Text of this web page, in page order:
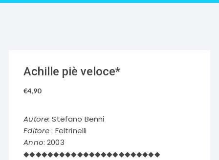
Achille piè veloce*
€4,90
Autore: Stefano Benni
Editore: Feltrinelli
Anno: 2003
◆◆◆◆◆◆◆◆◆◆◆◆◆◆◆◆◆◆◆◆◆◆◆